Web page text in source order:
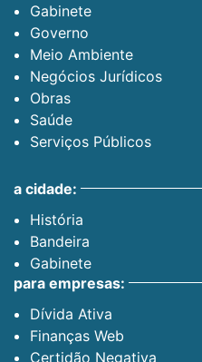
Gabinete
Governo
Meio Ambiente
Negócios Jurídicos
Obras
Saúde
Serviços Públicos
a cidade:
História
Bandeira
Gabinete
para empresas:
Dívida Ativa
Finanças Web
Certidão Negativa